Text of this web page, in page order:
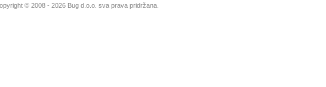
© 2008 - 2026 Bug d.o.o. sva prava pridržana.